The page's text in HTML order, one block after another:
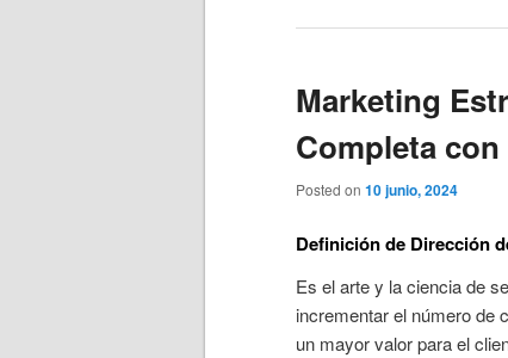
Marketing
Completa
Posted on 10 junio, 2024
Definición de Dirección
Es el arte y la ciencia de
incrementar el número de
un mayor valor para el